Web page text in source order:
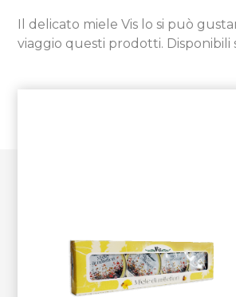
Il delicato miele Vis lo si può
viaggio questi prodotti. Disponibili